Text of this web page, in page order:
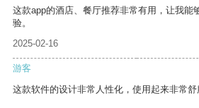
这款app的酒店、餐厅推荐非常有用，让我能
验。
2025-02-16
游客
这款软件的设计非常人性化，使用起来非常舒